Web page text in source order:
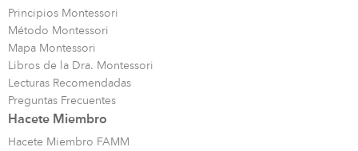
Principios Montessori
Método Montessori
Mapa Montessori
Libros de la Dra. Montessori
Lecturas Recomendadas
Preguntas Frecuentes
Hacete Miembro
Hacete Miembro FAMM